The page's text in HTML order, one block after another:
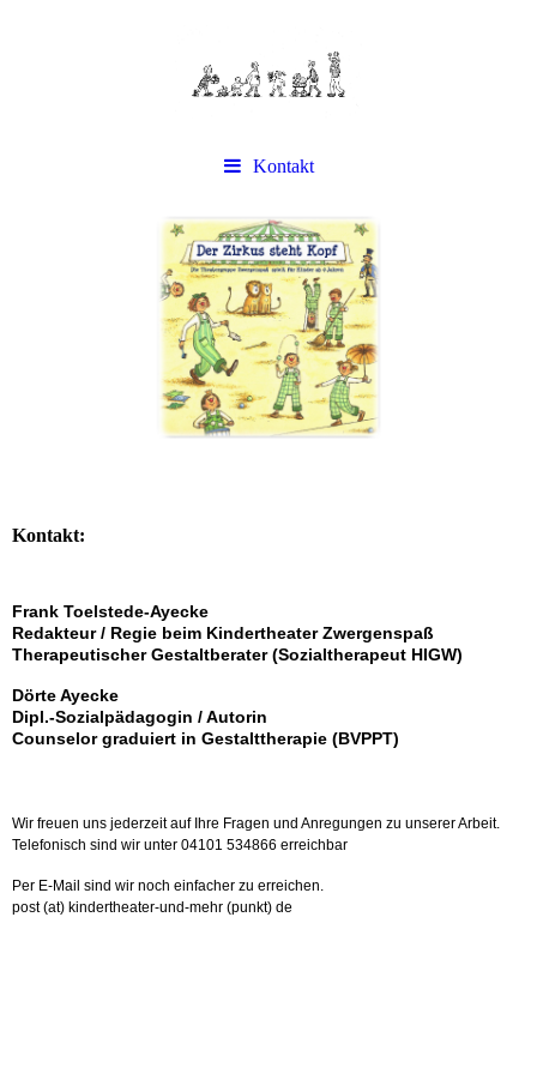
Kontakt
Kontakt:
Frank Toelstede-Ayecke
Redakteur / Regie beim Kindertheater Zwergenspaß
Therapeutischer Gestaltberater (Sozialtherapeut HIGW)
Dörte Ayecke
Dipl.-Sozialpädagogin / Autorin
Counselor graduiert in Gestalttherapie (BVPPT)
Wir freuen uns jederzeit auf Ihre Fragen und Anregungen zu unserer Arbeit.
Telefonisch sind wir unter 04101 534866 erreichbar
Per E-Mail sind wir noch einfacher zu erreichen.
post (at) kindertheater-und-mehr (punkt) de